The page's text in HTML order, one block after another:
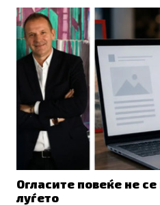
Огласите повеќе не
луѓето